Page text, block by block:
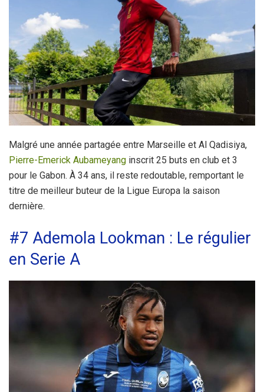
Malgré une année partagée entre Marseille et Al Qadisiya,
Pierre-Emerick Aubameyang inscrit 25 buts en club et 3
pour le Gabon. À 34 ans, il reste redoutable, remportant le
titre de meilleur buteur de la Ligue Europa la saison
dernière.
#7 Ademola Lookman : Le régulier
en Serie A